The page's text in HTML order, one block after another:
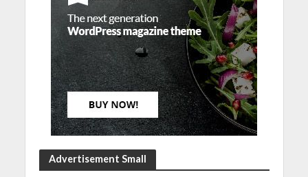
Advertisement Small